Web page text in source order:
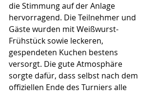
die Stimmung auf der Anlage
hervorragend. Die Teilnehmer und
Gäste wurden mit Weißwurst-
Frühstück sowie leckeren,
gespendeten Kuchen bestens
versorgt. Die gute Atmosphäre
sorgte dafür, dass selbst nach dem
offiziellen Ende des Turniers alle